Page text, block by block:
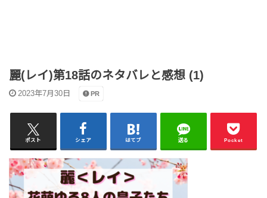
麗(レイ)第18話のネタバレと感想 (1)
2023年7月30日 PR
ポスト シェア はてブ 送る Pocket